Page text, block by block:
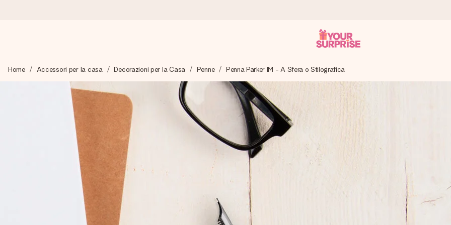
Prepariamo il tuo regalo con attenzione e lo spediamo in un lampo – così potrai consegnarlo al momento giusto, quando conta
4,7 (basato su +15.000 recensioni)
I nostri regali ispirano. I clienti ci valutano 4,7 su Google Reviews.
Biglietto d'auguri gratuito
Realizza qualcosa di unico in pochi passi – con il suo nome, una tua foto o un messaggio che tocchi il cuore. Nessuna
Home Accessori per la casa Decorazioni per la Casa Penne Penna Parker IM - A Sfera o Stilografica